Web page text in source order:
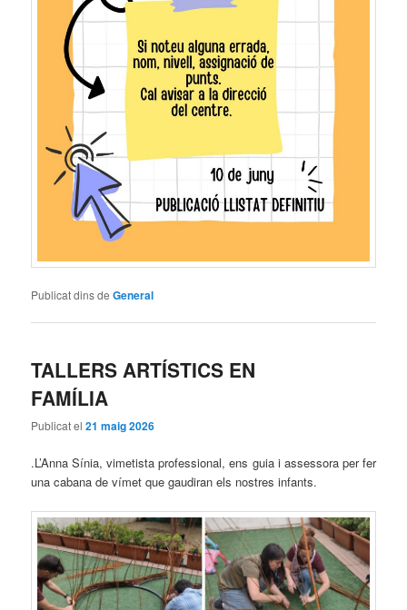
Publicat dins de General
TALLERS ARTÍSTICS EN
FAMÍLIA
Publicat el21 maig 2026
.L’Anna Sínia, vimetista professional, ens guia i assessora per fer
una cabana de vímet que gaudiran els nostres infants.